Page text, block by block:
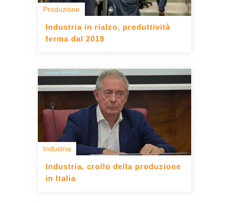
Produzione
Industria in rialzo, produttività
ferma dal 2019
Industria
Industria, crollo della produzione
in Italia